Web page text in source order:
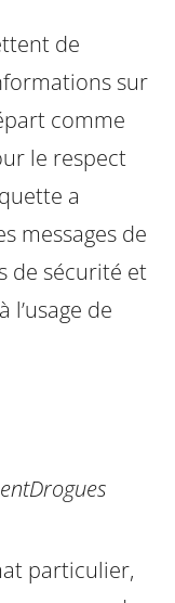
de
sur
comme
le respect
a
messages de
de sécurité et
de
Drogues
particulier,